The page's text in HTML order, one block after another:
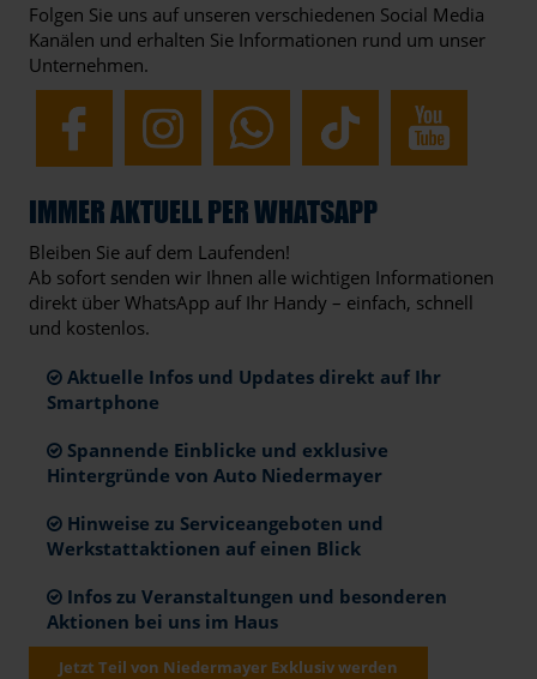
Folgen Sie uns auf unseren verschiedenen Social Media
Kanälen und erhalten Sie Informationen rund um unser
Unternehmen.
IMMER AKTUELL PER WHATSAPP
Bleiben Sie auf dem Laufenden!
Ab sofort senden wir Ihnen alle wichtigen Informationen
direkt über WhatsApp auf Ihr Handy – einfach, schnell
und kostenlos.
Aktuelle Infos und Updates direkt auf Ihr
Smartphone
Spannende Einblicke und exklusive
Hintergründe von Auto Niedermayer
Hinweise zu Serviceangeboten und
Werkstattaktionen auf einen Blick
Infos zu Veranstaltungen und besonderen
Aktionen bei uns im Haus
Jetzt Teil von Niedermayer Exklusiv werden